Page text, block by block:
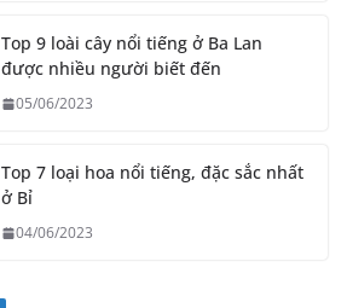
Top 9 loài cây nổi tiếng ở Ba Lan
được nhiều người biết đến
05/06/2023
Top 7 loại hoa nổi tiếng, đặc sắc nhất
ở Bỉ
04/06/2023